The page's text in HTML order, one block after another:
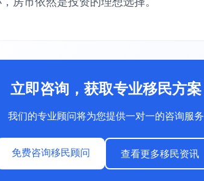
立即咨询，获取专业移民方案
我们的专业顾问将为您提供一对一的咨询服务
免费咨询移民顾问 查看更多移民资讯